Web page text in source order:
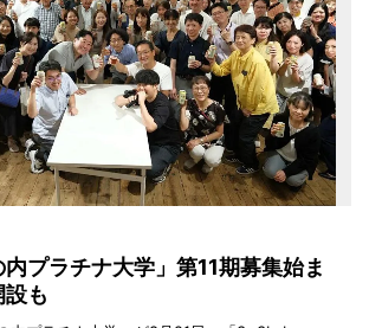
プラチナ大学」第11期募集始ま
も